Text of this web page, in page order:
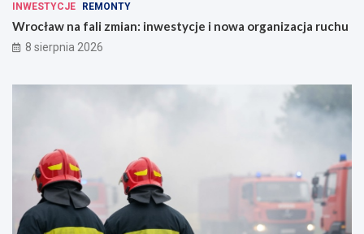
INWESTYCJE REMONTY
Wrocław na fali zmian: inwestycje i nowa organizacja ruchu
8 sierpnia 2026